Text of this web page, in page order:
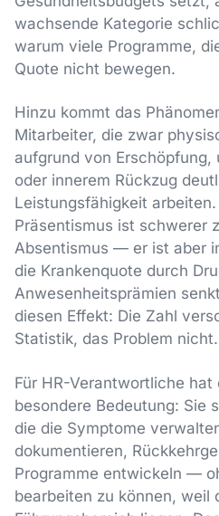
wachsende Kategorie
warum viele Programme,
Quote nicht bewegen.
Hinzu kommt das
Mitarbeiter, die zwar
aufgrund von Erschöpfung,
oder innerem Rückzug
Leistungsfähigkeit
Präsentismus ist schwerer
Absentismus — er ist aber
die Krankenquote durch
Anwesenheitsprämien
diesen Effekt: Die Zahl
Statistik, das Problem nicht.
Für HR-Verantwortliche hat
besondere Bedeutung: Sie
die die Symptome
dokumentieren,
Programme entwickeln —
bearbeiten zu können, weil